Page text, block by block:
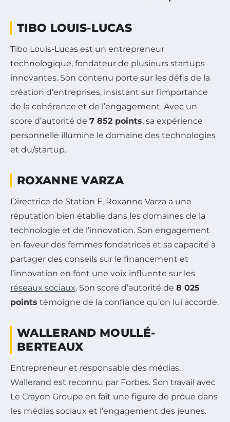
TIBO LOUIS-LUCAS
Tibo Louis-Lucas est un entrepreneur
technologique, fondateur de plusieurs startups
innovantes. Son contenu porte sur les défis de la
création d’entreprises, insistant sur l’importance
de la cohérence et de l’engagement. Avec un
score d’autorité de 7 852 points, sa expérience
personnelle illumine le domaine des technologies
et du/startup.
ROXANNE VARZA
Directrice de Station F, Roxanne Varza a une
réputation bien établie dans les domaines de la
technologie et de l’innovation. Son engagement
en faveur des femmes fondatrices et sa capacité à
partager des conseils sur le financement et
l’innovation en font une voix influente sur les
réseaux sociaux. Son score d’autorité de 8 025
points témoigne de la confiance qu’on lui accorde.
WALLERAND MOULLÉ-
BERTEAUX
Entrepreneur et responsable des médias,
Wallerand est reconnu par Forbes. Son travail avec
Le Crayon Groupe en fait une figure de proue dans
les médias sociaux et l’engagement des jeunes.